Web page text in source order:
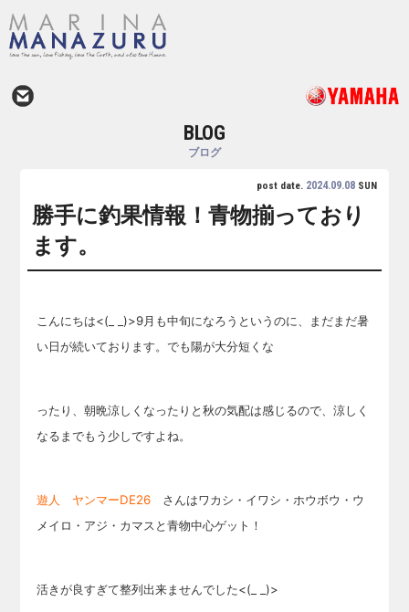
BLOG
ブログ
post date. 2024.09.08SUN
勝手に釣果情報！青物揃っており
ます。
こんにちは<(_ _)>9月も中旬になろうというのに、まだまだ暑
い日が続いております。でも陽が大分短くな
ったり、朝晩涼しくなったりと秋の気配は感じるので、涼しく
なるまでもう少しですよね。
遊人 ヤンマーDE26 さんはワカシ・イワシ・ホウボウ・ウ
メイロ・アジ・カマスと青物中心ゲット！
活きが良すぎて整列出来ませんでした<(_ _)>